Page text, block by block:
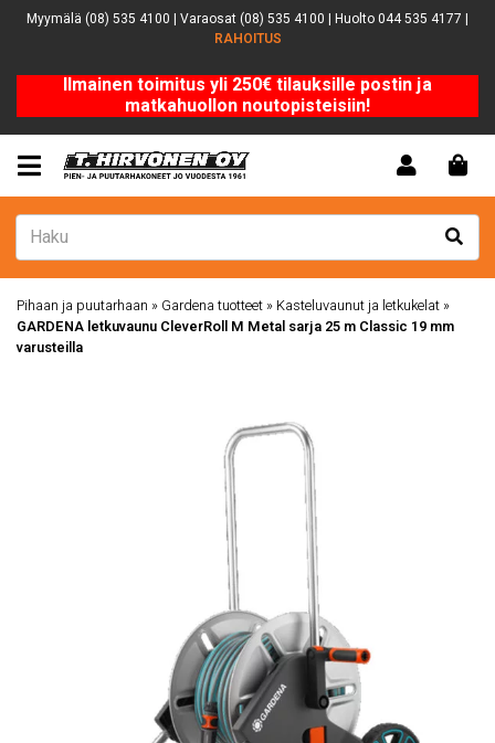
Myymälä (08) 535 4100 | Varaosat (08) 535 4100 | Huolto 044 535 4177 |
RAHOITUS
Ilmainen toimitus yli 250€ tilauksille postin ja
matkahuollon noutopisteisiin!
Pihaan ja puutarhaan » Gardena tuotteet » Kasteluvaunut ja letkukelat »
GARDENA letkuvaunu CleverRoll M Metal sarja 25 m Classic 19 mm
varusteilla